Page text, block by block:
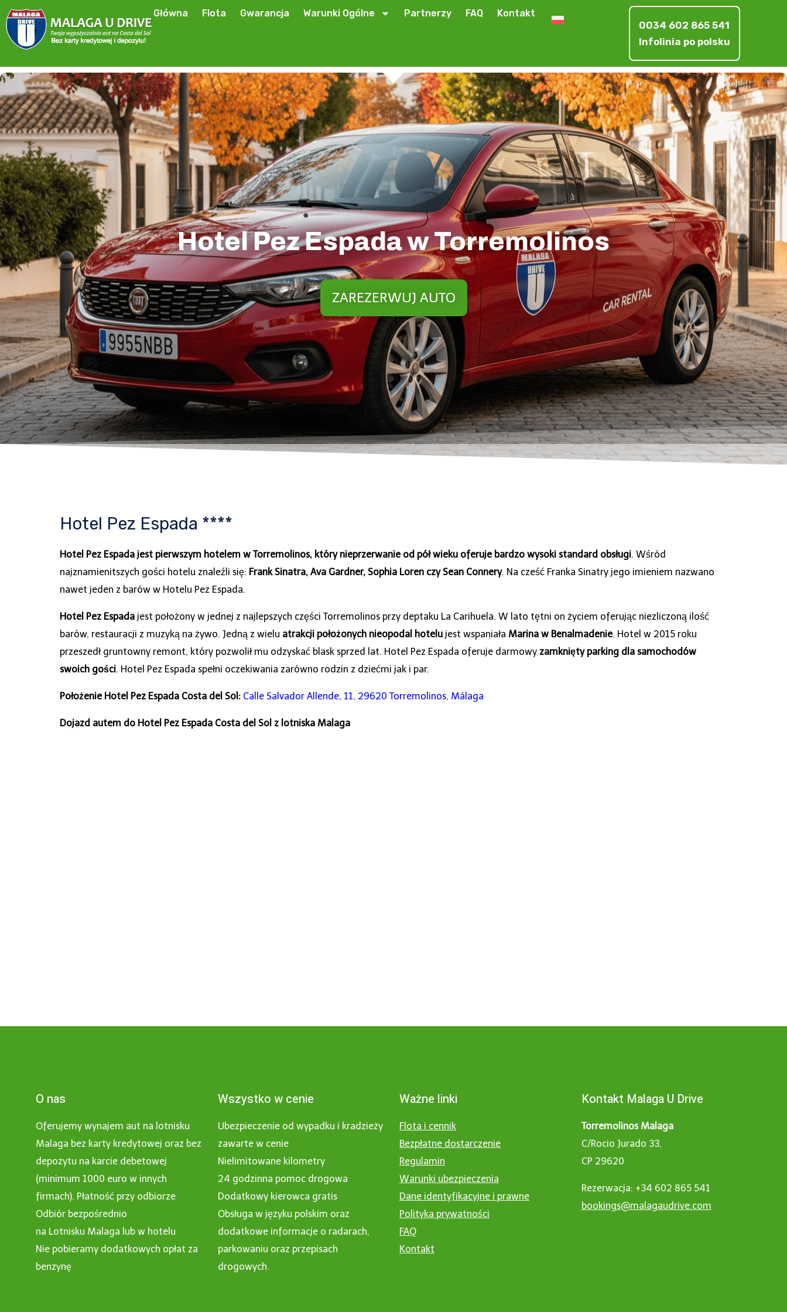
Główna Flota Gwarancja Warunki Ogólne Partnerzy FAQ Kontakt
0034 602 865 541
Infolinia po polsku
Hotel Pez Espada w Torremolinos
ZAREZERWUJ AUTO
Hotel Pez Espada ****
Hotel Pez Espada jest pierwszym hotelem w Torremolinos, który nieprzerwanie od pół wieku oferuje bardzo wysoki standard obsługi. Wśród
najznamienitszych gości hotelu znaleźli się: Frank Sinatra, Ava Gardner, Sophia Loren czy Sean Connery. Na cześć Franka Sinatry jego imieniem nazwano
nawet jeden z barów w Hotelu Pez Espada.
Hotel Pez Espada jest położony w jednej z najlepszych części Torremolinos przy deptaku La Carihuela. W lato tętni on życiem oferując niezliczoną ilość
barów, restauracji z muzyką na żywo. Jedną z wielu atrakcji położonych nieopodal hotelu jest wspaniała Marina w Benalmadenie. Hotel w 2015 roku
przeszedł gruntowny remont, który pozwolił mu odzyskać blask sprzed lat. Hotel Pez Espada oferuje darmowy zamknięty parking dla samochodów
swoich gości. Hotel Pez Espada spełni oczekiwania zarówno rodzin z dziećmi jak i par.
Położenie Hotel Pez Espada Costa del Sol: Calle Salvador Allende, 11, 29620 Torremolinos, Málaga
Dojazd autem do Hotel Pez Espada Costa del Sol z lotniska Malaga
O nas
Oferujemy wynajem aut na lotnisku
Malaga bez karty kredytowej oraz bez
depozytu na karcie debetowej
(minimum 1000 euro w innych
firmach). Płatność przy odbiorze
Odbiór bezpośrednio
na Lotnisku Malaga lub w hotelu
Nie pobieramy dodatkowych opłat za
benzynę
Wszystko w cenie
Ubezpieczenie od wypadku i kradzieży
zawarte w cenie
Nielimitowane kilometry
24 godzinna pomoc drogowa
Dodatkowy kierowca gratis
Obsługa w języku polskim oraz
dodatkowe informacje o radarach,
parkowaniu oraz przepisach
drogowych.
Ważne linki
Flota i cennik
Bezpłatne dostarczenie
Regulamin
Warunki ubezpieczenia
Dane identyfikacyjne i prawne
Polityka prywatności
FAQ
Kontakt
Kontakt Malaga U Drive
Torremolinos Malaga
C/Rocio Jurado 33,
CP 29620
Rezerwacja: +34 602 865 541
bookings@malagaudrive.com